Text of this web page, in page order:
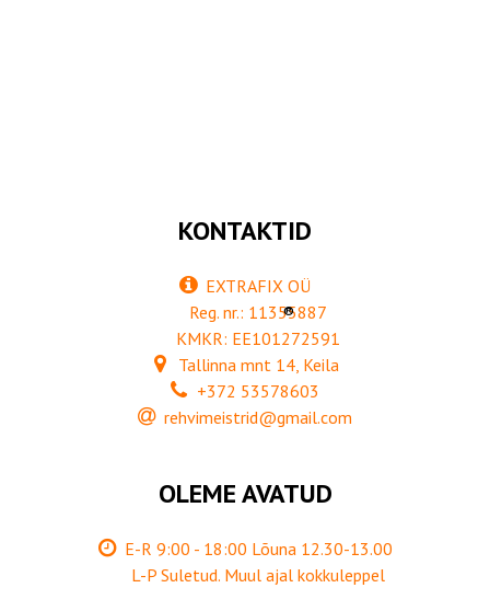
KONTAKTID
EXTRAFIX OÜ
Reg. nr.: 11355887
KMKR: EE101272591
Tallinna mnt 14, Keila
+372 53578603
rehvimeistrid@gmail.com
OLEME AVATUD
E-R 9:00 - 18:00 Lõuna 12.30-13.00
L-P Suletud. Muul ajal kokkuleppel
®